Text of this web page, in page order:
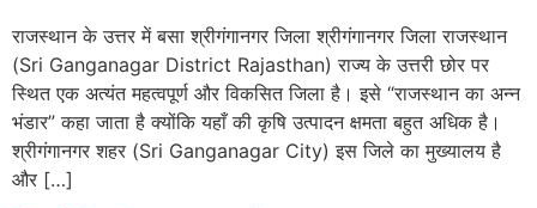
राजस्थान के उत्तर में बसा श्रीगंगानगर जिला श्रीगंगानगर जिला राजस्थान
(Sri Ganganagar District Rajasthan) राज्य के उत्तरी छोर पर
स्थित एक अत्यंत महत्वपूर्ण और विकसित जिला है। इसे “राजस्थान का अन्न
भंडार” कहा जाता है क्योंकि यहाँ की कृषि उत्पादन क्षमता बहुत अधिक है।
श्रीगंगानगर शहर (Sri Ganganagar City) इस जिले का मुख्यालय है
और […]